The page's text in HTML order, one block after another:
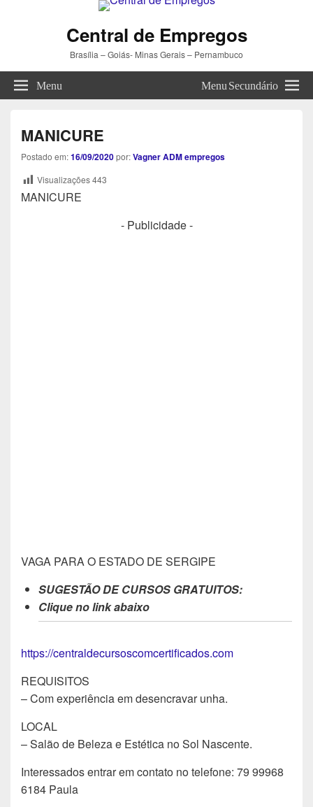
Central de Empregos
Brasília – Goiás- Minas Gerais – Pernambuco
Menu Menu Secundário
MANICURE
Postado em:16/09/2020por:Vagner ADM empregos
Visualizações443
MANICURE
- Publicidade -
VAGA PARA O ESTADO DE SERGIPE
SUGESTÃO DE CURSOS GRATUITOS:
Clique no link abaixo
https://centraldecursoscomcertificados.com
REQUISITOS
– Com experiência em desencravar unha.
LOCAL
– Salão de Beleza e Estética no Sol Nascente.
Interessados entrar em contato no telefone: 79 99968
6184 Paula